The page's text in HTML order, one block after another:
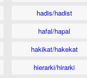
hadis/hadist
hafal/hapal
hakikat/hakekat
hierarki/hirarki